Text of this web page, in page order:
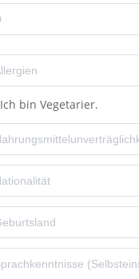
Ich bin Vegetarier.